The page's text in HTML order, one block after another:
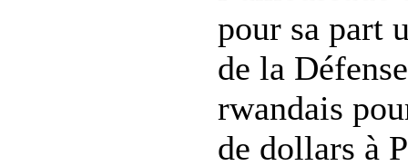
pour sa part
de la
rwandais
de dollars à